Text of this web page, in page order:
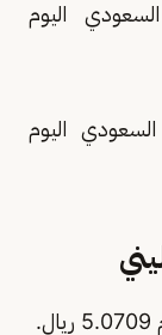
اليوم
اليوم